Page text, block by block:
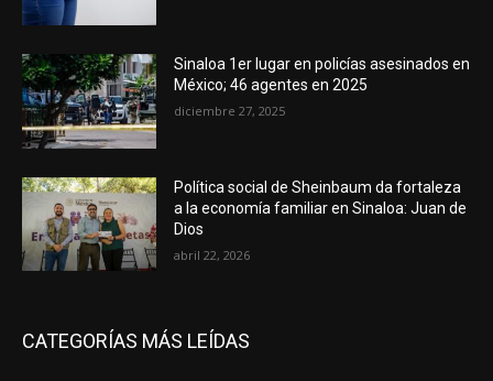
Sinaloa 1er lugar en policías asesinados en
México; 46 agentes en 2025
diciembre 27, 2025
Política social de Sheinbaum da fortaleza
a la economía familiar en Sinaloa: Juan de
Dios
abril 22, 2026
CATEGORÍAS MÁS LEÍDAS